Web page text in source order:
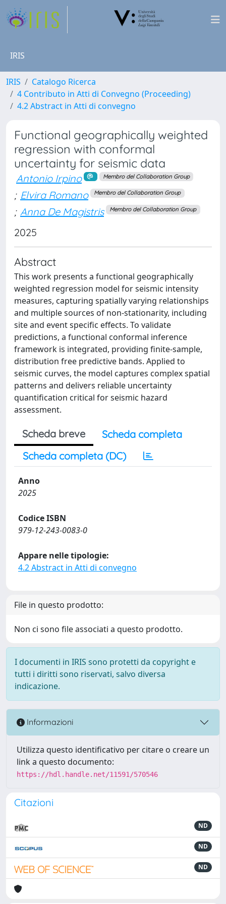
IRIS
IRIS
Catalogo Ricerca
4 Contributo in Atti di Convegno (Proceeding)
4.2 Abstract in Atti di convegno
Functional geographically weighted
regression with conformal
uncertainty for seismic data
Antonio Irpino Membro del Collaboration Group
; Elvira Romano Membro del Collaboration Group
; Anna De Magistris Membro del Collaboration Group
2025
Abstract
This work presents a functional geographically
weighted regression model for seismic intensity
measures, capturing spatially varying relationships
and multiple sources of non-stationarity, including
site and event specific effects. To validate
predictions, a functional conformal inference
framework is integrated, providing finite-sample,
distribution free predictive bands. Applied to
seismic curves, the model captures complex spatial
patterns and delivers reliable uncertainty
quantification critical for seismic hazard
assessment.
Scheda breve
Scheda completa
Scheda completa (DC)
Anno
2025
Codice ISBN
979-12-243-0083-0
Appare nelle tipologie:
4.2 Abstract in Atti di convegno
File in questo prodotto:
Non ci sono file associati a questo prodotto.
I documenti in IRIS sono protetti da copyright e
tutti i diritti sono riservati, salvo diversa
indicazione.
Informazioni
Utilizza questo identificativo per citare o creare un
link a questo documento:
https://hdl.handle.net/11591/570546
Citazioni
ND
ND
ND